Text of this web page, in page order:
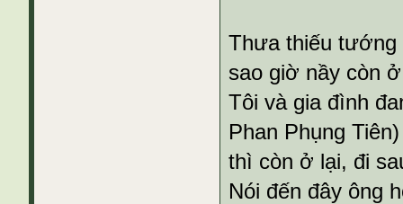
Thưa thiếu tướng
sao giờ nầy còn
Tôi và gia đình
Phan Phụng
thì còn ở lại, đi
Nói đến đây ông